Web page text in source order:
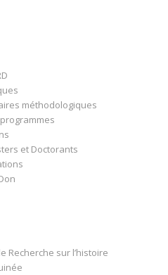
méthodologiques
et Doctorants
Recherche sur l’histoire